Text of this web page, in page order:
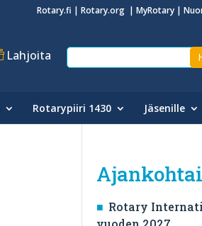
Rotary.fi | Rotary.org | MyRotary|
Lahjoita
Rotarypiiri 1430 Jäsenille
Rotary